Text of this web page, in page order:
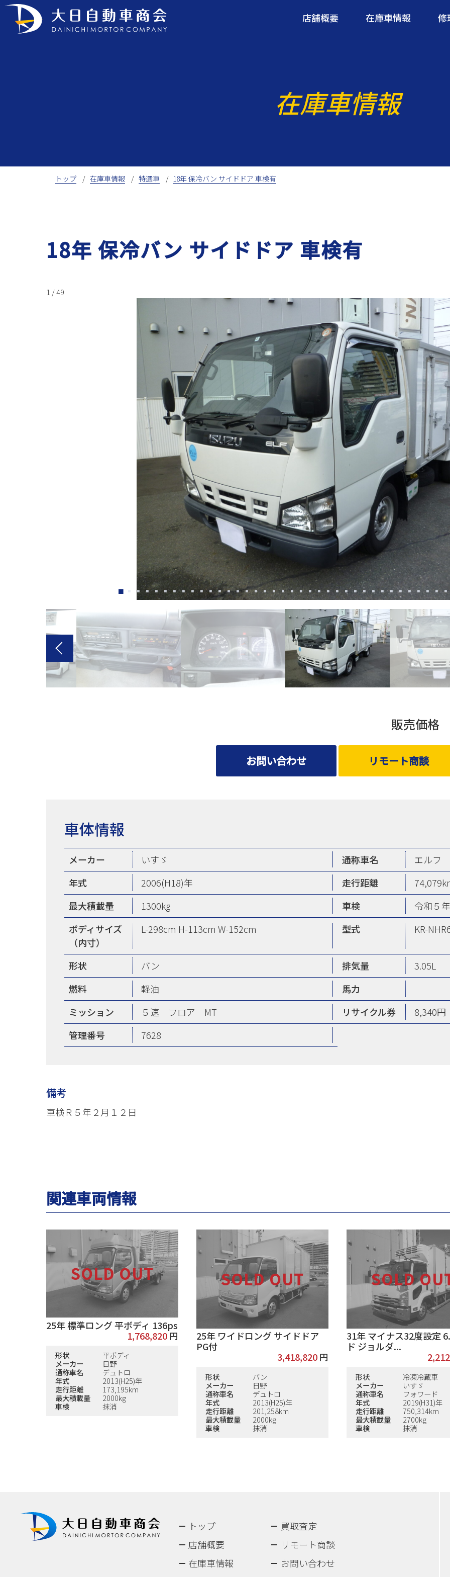
Skip
content
店舗概要 在庫車情報 修
在庫車情報
トップ 在庫車情報 特選車 18年 保冷バン サイドドア 車検有
18年 保冷バン サイドドア 車検有
1 / 49
販売価格
お問い合わせ リモート商談
車体情報
メーカー いすゞ 通称車名
エルフ
年式
2006(H18)年 走行距離
最大積載量
1300kg 車検
令和５
ボディサイズ
（内寸）
L-298cm H-113cm W-152cm 型式 KR-
形状 バン 排気量
3.05L
燃料
軽油
馬力
ミッション
５速 フロア MT リサイクル券
8,340円
管理番号
7628
備考
車検Ｒ５年２月１２日
関連車両情報
25年 標準ロング 平ボディ 136ps
1,768,820円
形状
平ボディ
メーカー
日野
通称車名
デュトロ
年式
2013(H25)年
走行距離
173,195km
最大積載量
2000kg
車検
抹消
25年 ワイドロング サイドドア
PG付
3,418,820円
形状
バン
メーカー
日野
通称車名
デュトロ
年式
2013(H25)年
走行距離
201,258km
最大積載量
2000kg
車検
抹消
31年 マイナス32度設定
ド ジョルダ...
形状
冷凍冷蔵車
メーカー
いすゞ
通称車名
フォワード
年式
2019(H31)年
走行距離
750,314km
最大積載量
2700kg
車検
抹消
トップ
店舗概要
在庫車情報
買取査定
リモート商談
お問い合わせ